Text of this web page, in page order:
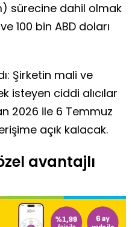
sürecine dahil olmak
100 bin ABD doları
Şirketin mali ve
isteyen ciddi alıcılar
2026 ile 6 Temmuz
açık kalacak.
avantajlı